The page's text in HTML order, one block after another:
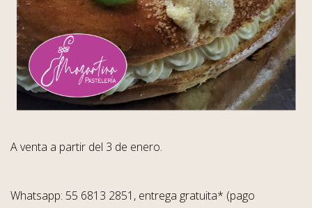
A venta a partir del 3 de enero.
Whatsapp: 55 6813 2851, entrega gratuita* (pago